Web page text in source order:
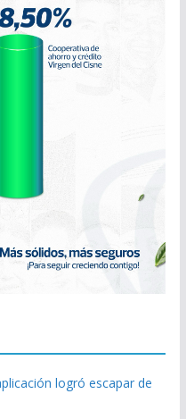
logró escapar de